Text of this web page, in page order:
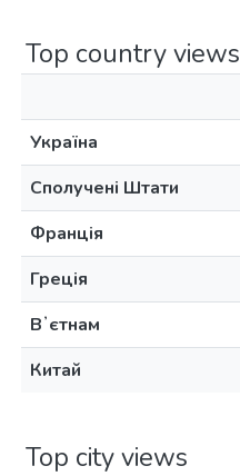
Top country views
Україна
Сполучені Штати
Франція
Греція
Вʼєтнам
Китай
Top city views